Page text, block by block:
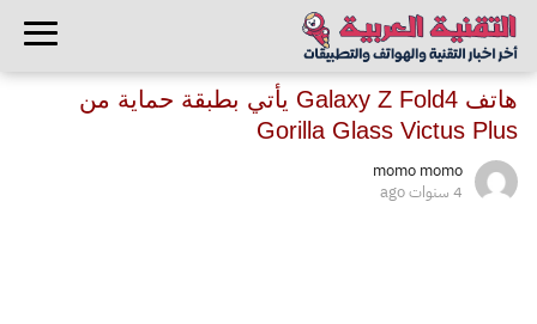
هاتف Galaxy Z Fold4 يأتي بطبقة حماية من
Gorilla Glass Victus Plus
momo momo
4 سنوات ago